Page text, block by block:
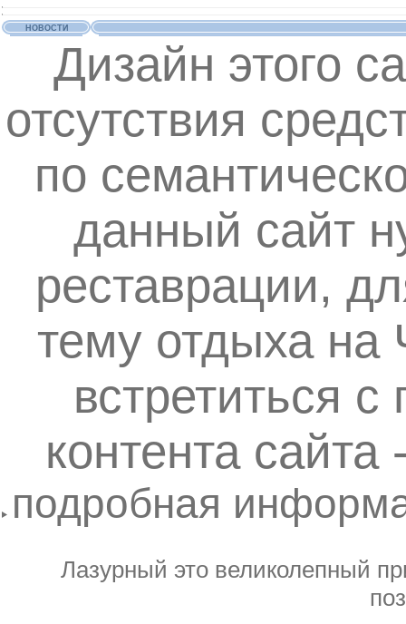
НОВОСТИ
Дизайн этого
отсутствия
по
данный сайт
реставрации,
тему отдыха
встретиться
контента сайта
подробная
Лазурный это великолепный